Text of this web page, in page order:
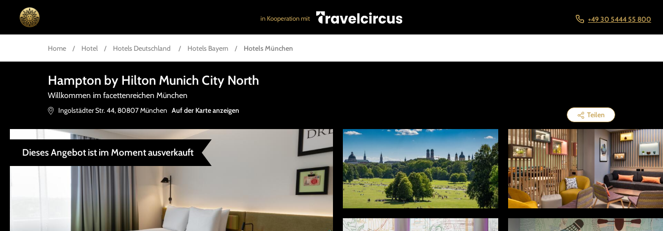
in Kooperation mit +49 30 5444 55 800
Home / Hotel / Hotels Deutschland / Hotels Bayern / Hotels München
Hampton by Hilton Munich City North
Willkommen im facettenreichen München
Ingolstädter Str. 44,80807München Auf der Karte anzeigen Teilen
Dieses Angebot ist im Moment ausverkauft